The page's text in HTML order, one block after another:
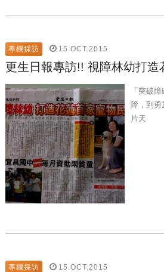
專欄採訪 15.OCT.2015
更生日報專訪!! 視障林幼打造
「突破
障，到勇
片天
專欄採訪 15.OCT.2015